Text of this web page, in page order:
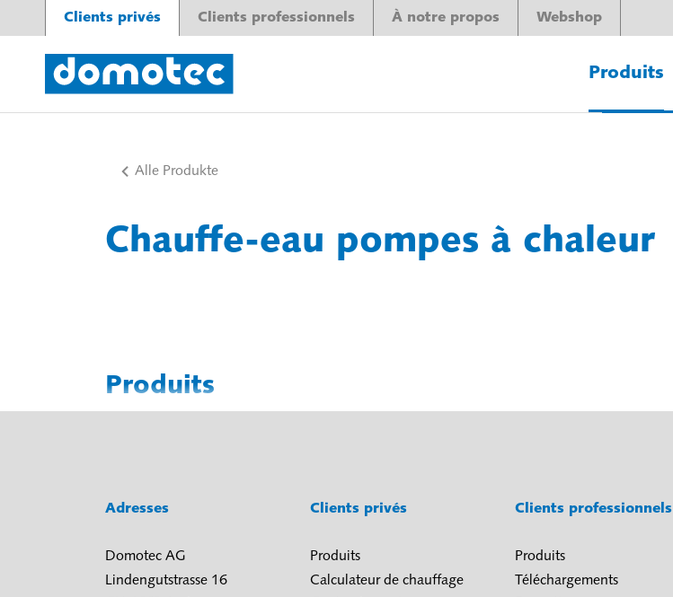
Clients privés Clients professionnels À notre propos Webshop
Produits
Alle Produkte
Chauffe-eau pompes à chaleur
Produits
Adresses
Domotec AG
Lindengutstrasse 16
Clients privés
Produits
Calculateur de chauffage
Clients professionnels
Produits
Téléchargements